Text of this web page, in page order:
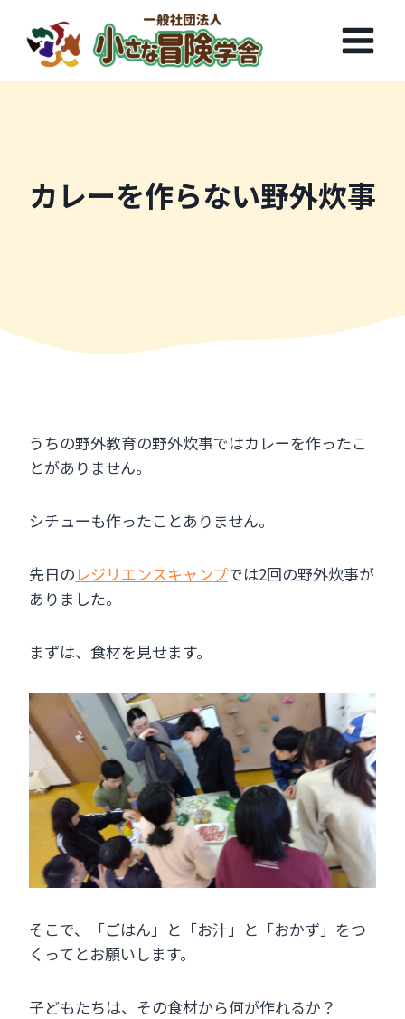
ス
カレーを作らない野外炊事
うちの野外教育の野外炊事ではカレーを作ったこ
とがありません。
シチューも作ったことありません。
先日の レジリエンスキャンプでは2回の野外炊事が
ありました。
まずは、食材を見せます。
そこで、「ごはん」と「お汁」と「おかず」をつ
くってとお願いします。
子どもたちは、その食材から何が作れるか？